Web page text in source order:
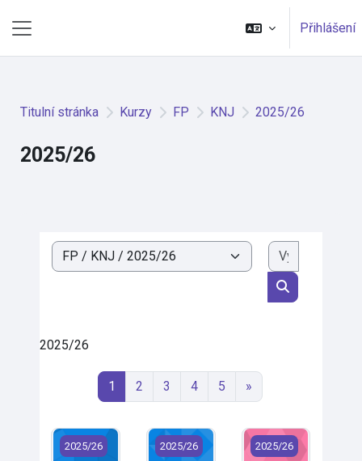
Přihlášení
Titulní stránka Kurzy FP KNJ 2025/26
2025/26
Kategorie kurzů
Vyhledat
2025/26
1 Stránka 1
2 Stránka 2
3 Stránka 3
4Stránka 4
5 Stránka 5
»
KNJ/CUSNJ - Introduction to German Language
2025/26 KNJ/KDID4 - Didactics NJ4 (2025)
2025/26 KNJ/KDN1 -
2025/26